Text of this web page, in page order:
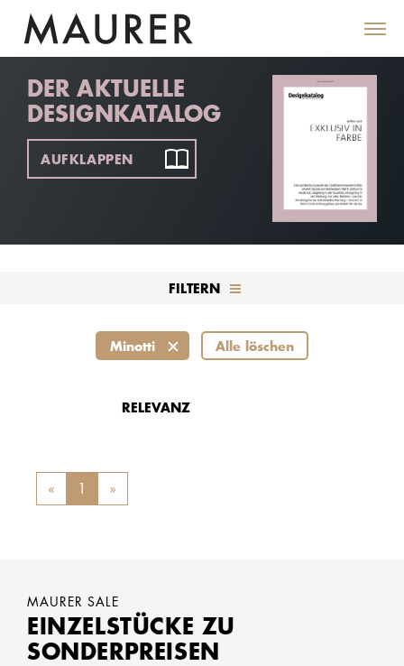
DER AKTUELLE
DESIGNKATALOG
AUFKLAPPEN
FILTERN
Minotti Alle löschen
RELEVANZ
« Previous
1 »
MAURER SALE
EINZELSTÜCKE ZU
SONDERPREISEN